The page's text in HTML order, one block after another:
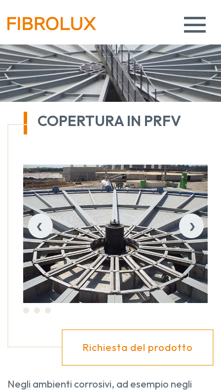
‹ ›
Richiesta del prodotto
COPERTURA IN PRFV
Negli ambienti corrosivi, ad esempio negli